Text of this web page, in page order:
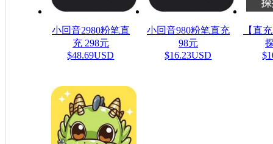
小回音2980粉笔直
充 298元
$48.69USD
小回音980粉笔直充
98元
$16.23USD
【直